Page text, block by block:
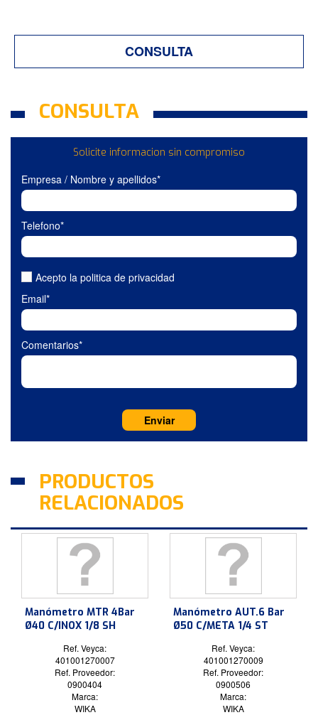
CONSULTA
CONSULTA
Solicite informacion sin compromiso
Empresa / Nombre y apellidos*
Telefono*
Acepto la politica de privacidad
Email*
Comentarios*
PRODUCTOS
RELACIONADOS
Manómetro MTR 4Bar
Ø40 C/INOX 1/8 SH
Ref. Veyca:
401001270007
Ref. Proveedor:
0900404
Marca:
WIKA
Manómetro AUT.6 Bar
Ø50 C/META 1/4 ST
Ref. Veyca:
401001270009
Ref. Proveedor:
0900506
Marca:
WIKA